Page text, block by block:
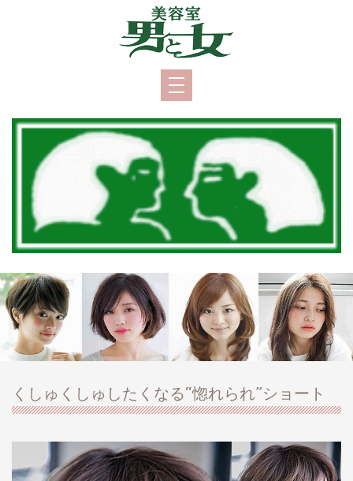
くしゅくしゅしたくなる“惚れられ”ショート